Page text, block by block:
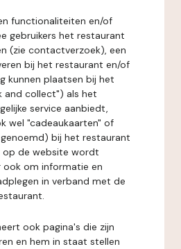
functionaliteiten en/of
gebruikers het restaurant
(zie contactverzoek), een
bij het restaurant en/of
kunnen plaatsen bij het
and collect") als het
service aanbiedt,
wel "cadeaukaarten" of
bij het restaurant
de website wordt
ook om informatie en
in verband met de
ook pagina's die zijn
en hem in staat stellen